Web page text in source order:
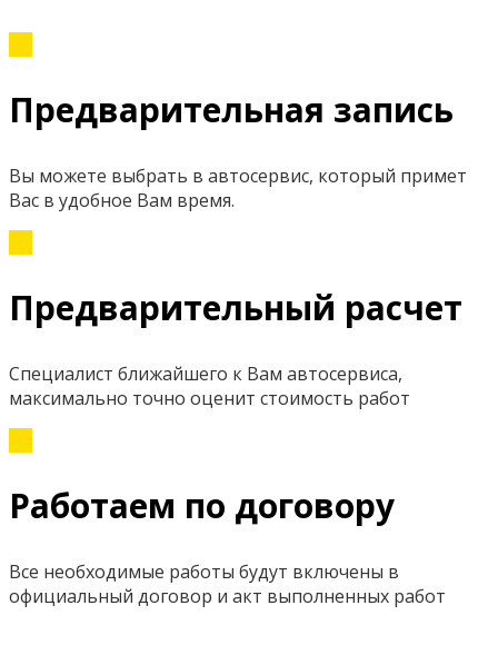
Предварительная запись
Вы можете выбрать в автосервис, который примет
Вас в удобное Вам время.
Предварительный расчет
Специалист ближайшего к Вам автосервиса,
максимально точно оценит стоимость работ
Работаем по договору
Все необходимые работы будут включены в
официальный договор и акт выполненных работ